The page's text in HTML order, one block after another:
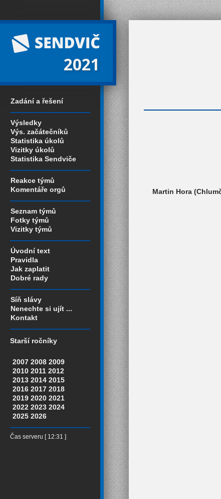
2021
Zadání a řešení
Výsledky
Výs. začátečníků
Statistika úkolů
Vizitky úkolů
Statistika Sendviče
Reakce týmů
Komentáře orgů
Seznam týmů
Fotky týmů
Vizitky týmů
Úvodní text
Pravidla
Jak zaplatit
Dobré rady
Síň slávy
Nenechte si ujít ...
Kontakt
Starší ročníky
2007 2008 2009
2010 2011 2012
2013 2014 2015
2016 2017 2018
2019 2020 2021
2022 2023 2024
2025 2026
Čas serveru [ 12:31 ]
Martin Hora